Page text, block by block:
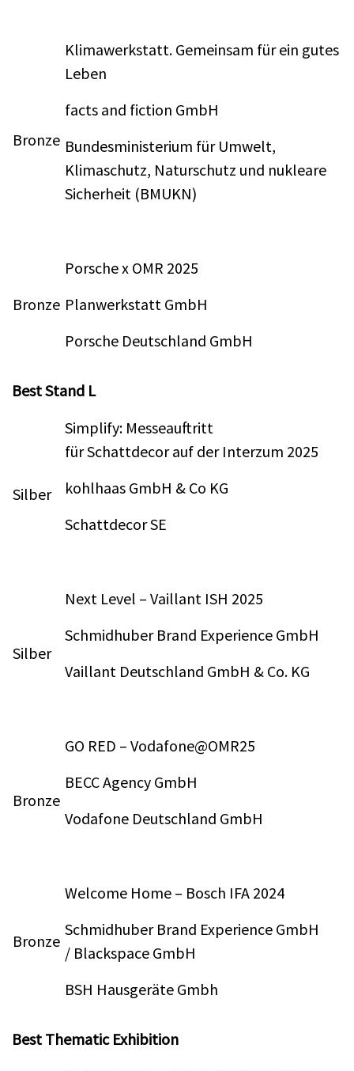
Bronze
Klimawerkstatt. Gemeinsam für ein gutes
Leben
facts and fiction GmbH
Bundesministerium für Umwelt,
Klimaschutz, Naturschutz und nukleare
Sicherheit (BMUKN)
Bronze
Porsche x OMR 2025
Planwerkstatt GmbH
Porsche Deutschland GmbH
Best Stand L
Silber
Simplify: Messeauftritt
für Schattdecor auf der Interzum 2025
kohlhaas GmbH & Co KG
Schattdecor SE
Silber
Next Level – Vaillant ISH 2025
Schmidhuber Brand Experience GmbH
Vaillant Deutschland GmbH & Co. KG
Bronze
GO RED – Vodafone@OMR25
BECC Agency GmbH
Vodafone Deutschland GmbH
Bronze
Welcome Home – Bosch IFA 2024
Schmidhuber Brand Experience GmbH
/ Blackspace GmbH
BSH Hausgeräte Gmbh
Best Thematic Exhibition